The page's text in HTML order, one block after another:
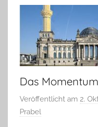
Das
Veröffentlicht am 2.
Prabel